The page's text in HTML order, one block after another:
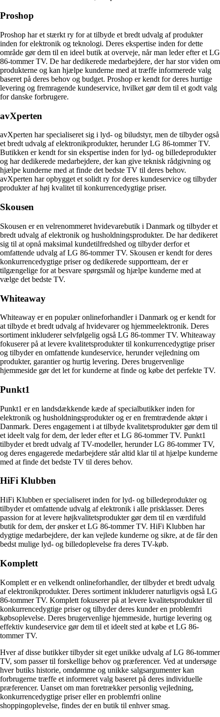
Proshop
Proshop har et stærkt ry for at tilbyde et bredt udvalg af produkter
inden for elektronik og teknologi. Deres ekspertise inden for dette
område gør dem til en ideel butik at overveje, når man leder efter et LG
86-tommer TV. De har dedikerede medarbejdere, der har stor viden om
produkterne og kan hjælpe kunderne med at træffe informerede valg
baseret på deres behov og budget. Proshop er kendt for deres hurtige
levering og fremragende kundeservice, hvilket gør dem til et godt valg
for danske forbrugere.
avXperten
avXperten har specialiseret sig i lyd- og biludstyr, men de tilbyder også
et bredt udvalg af elektronikprodukter, herunder LG 86-tommer TV.
Butikken er kendt for sin ekspertise inden for lyd- og billedeprodukter
og har dedikerede medarbejdere, der kan give teknisk rådgivning og
hjælpe kunderne med at finde det bedste TV til deres behov.
avXperten har opbygget et solidt ry for deres kundeservice og tilbyder
produkter af høj kvalitet til konkurrencedygtige priser.
Skousen
Skousen er en velrenommeret hvidevarebutik i Danmark og tilbyder et
bredt udvalg af elektronik og husholdningsprodukter. De har dedikeret
sig til at opnå maksimal kundetilfredshed og tilbyder derfor et
omfattende udvalg af LG 86-tommer TV. Skousen er kendt for deres
konkurrencedygtige priser og dedikerede supportteam, der er
tilgængelige for at besvare spørgsmål og hjælpe kunderne med at
vælge det bedste TV.
Whiteaway
Whiteaway er en populær onlineforhandler i Danmark og er kendt for
at tilbyde et bredt udvalg af hvidevarer og hjemmeelektronik. Deres
sortiment inkluderer selvfølgelig også LG 86-tommer TV. Whiteaway
fokuserer på at levere kvalitetsprodukter til konkurrencedygtige priser
og tilbyder en omfattende kundeservice, herunder vejledning om
produkter, garantier og hurtig levering. Deres brugervenlige
hjemmeside gør det let for kunderne at finde og købe det perfekte TV.
Punkt1
Punkt1 er en landsdækkende kæde af specialbutikker inden for
elektronik og husholdningsprodukter og er en fremtrædende aktør i
Danmark. Deres engagement i at tilbyde kvalitetsprodukter gør dem til
et ideelt valg for dem, der leder efter et LG 86-tommer TV. Punkt1
tilbyder et bredt udvalg af TV-modeller, herunder LG 86-tommer TV,
og deres engagerede medarbejdere står altid klar til at hjælpe kunderne
med at finde det bedste TV til deres behov.
HiFi Klubben
HiFi Klubben er specialiseret inden for lyd- og billedeprodukter og
tilbyder et omfattende udvalg af elektronik i alle prisklasser. Deres
passion for at levere højkvalitetsprodukter gør dem til en værdifuld
butik for dem, der ønsker et LG 86-tommer TV. HiFi Klubben har
dygtige medarbejdere, der kan vejlede kunderne og sikre, at de får den
bedst mulige lyd- og billedoplevelse fra deres TV-køb.
Komplett
Komplett er en velkendt onlineforhandler, der tilbyder et bredt udvalg
af elektronikprodukter. Deres sortiment inkluderer naturligvis også LG
86-tommer TV. Komplett fokuserer på at levere kvalitetsprodukter til
konkurrencedygtige priser og tilbyder deres kunder en problemfri
købsoplevelse. Deres brugervenlige hjemmeside, hurtige levering og
effektiv kundeservice gør dem til et ideelt sted at købe et LG 86-
tommer TV.
Hver af disse butikker tilbyder sit eget unikke udvalg af LG 86-tommer
TV, som passer til forskellige behov og præferencer. Ved at undersøge
hver butiks historie, omdømme og unikke salgsargumenter kan
forbrugerne træffe et informeret valg baseret på deres individuelle
præferencer. Uanset om man foretrækker personlig vejledning,
konkurrencedygtige priser eller en problemfri online
shoppingoplevelse, findes der en butik til enhver smag.